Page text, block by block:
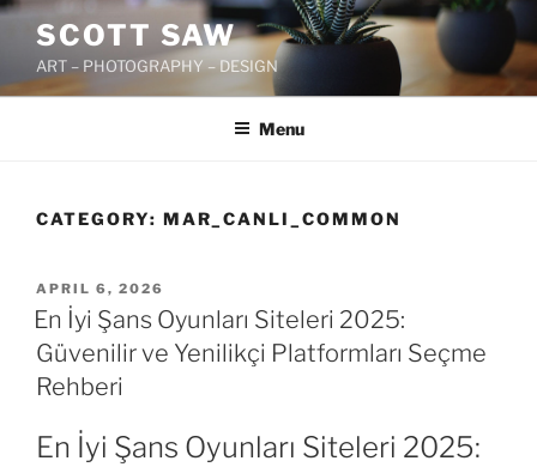
Skip
content
SCOTT SAW
ART – PHOTOGRAPHY – DESIGN
Menu
CATEGORY: MAR_CANLI_COMMON
POSTED
ON
APRIL 6, 2026
En İyi Şans Oyunları Siteleri 2025:
Güvenilir ve Yenilikçi Platformları Seçme
Rehberi
En İyi Şans Oyunları Siteleri 2025: